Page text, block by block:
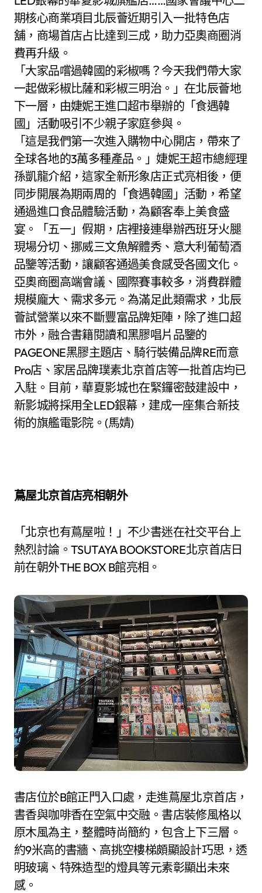
期核心商業項目北辰薈近期引入一批特色店
舖，商場首店占比達到三成，助力亞奧商圈消
費再升級。
「大家品嚐過韓國的彩椒嗎？今天我們帶大家
一起做彩椒比薩和彩椒三明治。」在北辰薈地
下一層，由婕妮王進口超市舉辦的「食遇韓
國」活動吸引不少親子家庭參與。
「這是我們第一次進入購物中心開店，帶來了
全球各地的3萬多種產品。」婕妮王超市總經理
孫凱龍介紹，這家全新形象店正式亮相後，便
同步開展為期兩周的「食遇韓國」活動，希望
通過進口食品體驗活動，為顧客奉上美食盛
宴。「五一」假期，店裡接連舉辦西班牙火腿
現場分切、挪威三文魚解體秀、意大利葡萄酒
品鑒等活動，讓顧客通過美食感受各國文化。
亞奧商圈高端會議、國際賽事較多，消費群體
規模龐大、需求多元。為滿足此類需求，北辰
薈試營業以來不斷豐富品牌矩陣，除了進口超
市外，融合書籍閱讀和黑膠唱片品鑒的
PAGEONE黑膠主題店、騎行裝備品牌RE而意
Pro店、家居品牌璞素北京首店等一批首店均已
入駐。目前，華夏影城也在緊鑼密鼓建設中，
新影城將採用全LED銀幕，建成一座集合新技
術的旗艦電影院。(馬婧)
蔦屋北京首店亮相朝外
「北京也有蔦屋啦！」不少書迷在社交平台上
熱烈討論。TSUTAYA BOOKSTORE北京首店日
前在朝外THE BOX B館亮相。
書店位於B館正門入口處，走進蔦屋北京首店，
書香與咖啡香在空氣中交融。書店裝修風格以
原木風為主，整體時尚簡約，包含上下三層。
約9米高的書牆、高挑空樓梯頗顯設計巧思，透
明玻璃、特殊造型的燈具等元素彰顯出未來
感。